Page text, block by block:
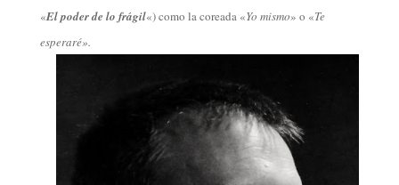
«El poder de lo frágil«) como la coreada «Yo mismo» o «Te
esperaré».